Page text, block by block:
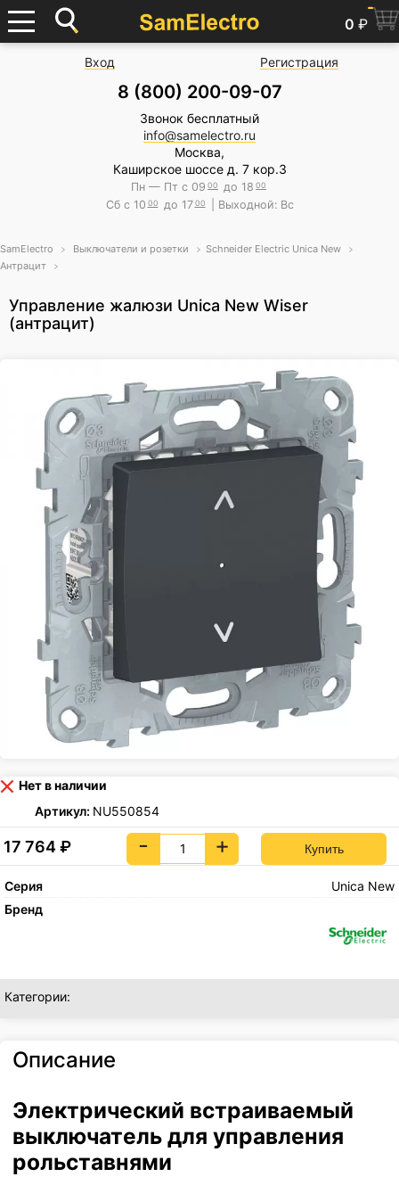
0 ₽
Вход Регистрация
8 (800) 200-09-07
Звонок бесплатный
info@samelectro.ru
Москва,
Каширское шоссе д. 7 кор.3
Пн — Пт с 09 00 до 18 00
Сб с 10 00 до 17 00 | Выходной: Вс
SamElectro Выключатели и розетки
Schneider Electric Unica New
Антрацит
Управление жалюзи Unica New Wiser
(антрацит)
Нет в наличии
Артикул: NU550854
17 764₽ - +
Серия
Unica New
Бренд
Категории:
Описание
Электрический встраиваемый
выключатель для управления
рольставнями